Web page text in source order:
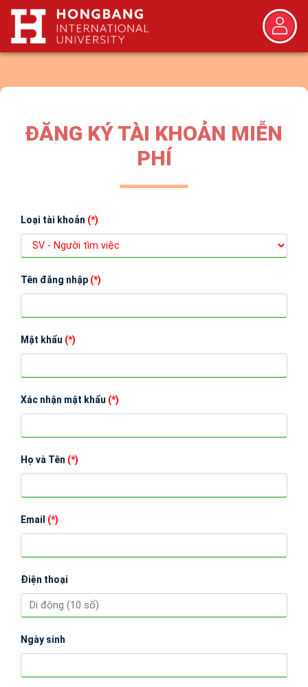
ĐĂNG KÝ TÀI KHOẢN MIỄN
PHÍ
Loại tài khoản (*)
Tên đăng nhập (*)
Mật khẩu (*)
Xác nhận mật khẩu (*)
Họ và Tên (*)
Email (*)
Điện thoại
Ngày sinh